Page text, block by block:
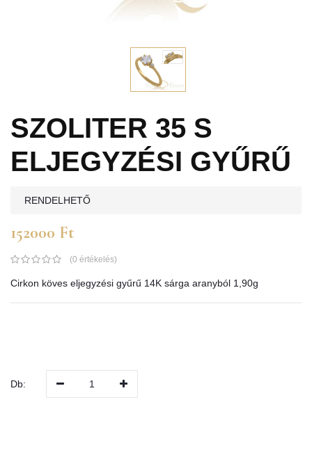
SZOLITER 35 S
ELJEGYZÉSI GYŰRŰ
RENDELHETŐ
152000 Ft
(0 értékelés)
Cirkon köves eljegyzési gyűrű 14K sárga aranyból 1,90g
Db: 1